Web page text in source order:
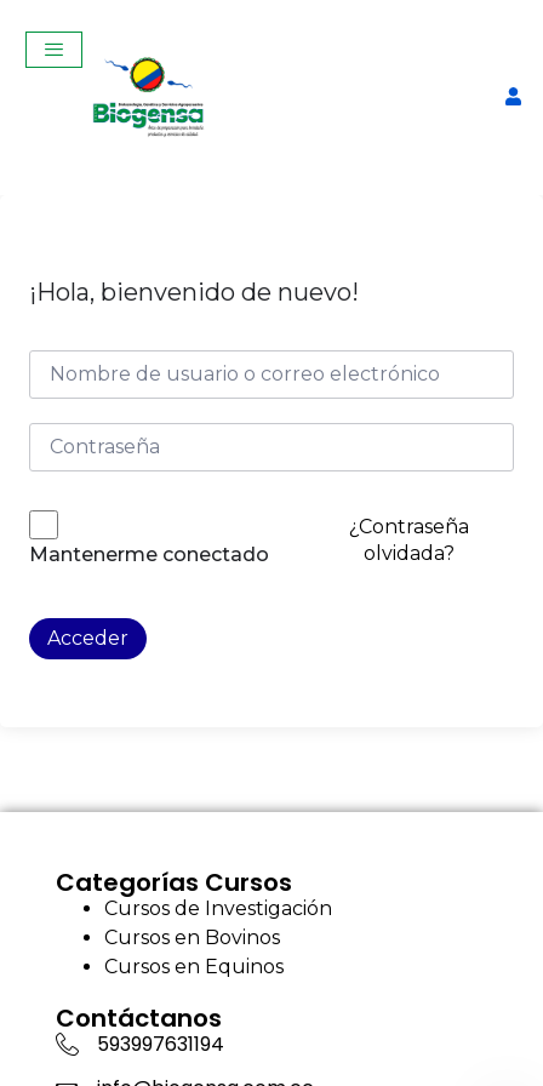
¡Hola, bienvenido de nuevo!
Mantenerme conectado
¿Contraseña
olvidada?
Acceder
Categorías Cursos
Cursos de Investigación
Cursos en Bovinos
Cursos en Equinos
Contáctanos
593997631194
Curso de Introducción a la
Inseminacion Artificial y
IKIAM ENERO-2026